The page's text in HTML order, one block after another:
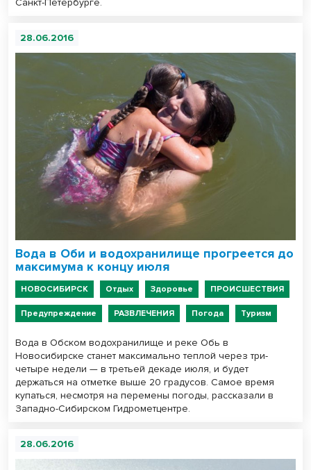
Санкт-Петербурге.
28.06.2016
Вода в Оби и водохранилище прогреется до
максимума к концу июля
НОВОСИБИРСК Отдых Здоровье ПРОИСШЕСТВИЯ
Предупреждение РАЗВЛЕЧЕНИЯ Погода Туризм
Вода в Обском водохранилище и реке Обь в
Новосибирске станет максимально теплой через три-
четыре недели — в третьей декаде июля, и будет
держаться на отметке выше 20 градусов. Самое время
купаться, несмотря на перемены погоды, рассказали в
Западно-Сибирском Гидрометцентре.
28.06.2016